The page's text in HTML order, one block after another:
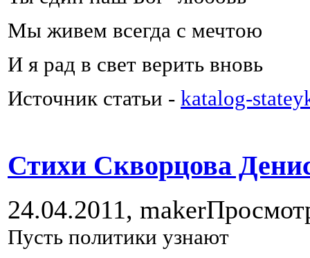
Мы живем всегда с мечтою
И я рад в свет верить вновь
Источник статьи - katalog-
Стихи Скворцова
24.04.2011, maker
Пусть политики узнают